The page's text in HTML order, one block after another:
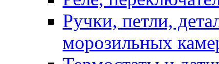
Ручки, петли,
морозильных